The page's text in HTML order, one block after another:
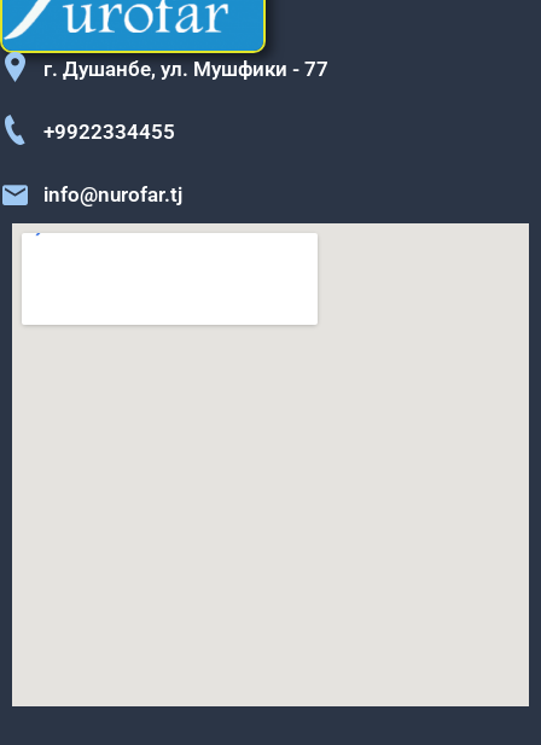
г. Душанбе, ул. Мушфики - 77
+9922334455
info@nurofar.tj